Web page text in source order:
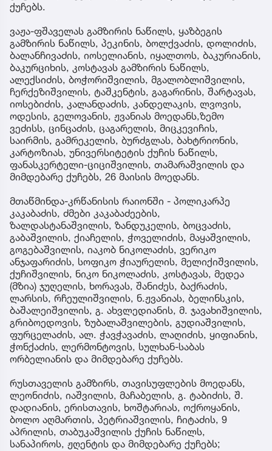
ქუჩებს.
ვაჟა-ფშაველას გამზირის ნაწილს, ყაზბეგის
გამზირის ნაწილს, პეკინის, ბოლქვაძის, დოლიძის,
ბალანჩივაძის, იოსელიანის, იყალთოს, ბაკურიანის,
ბაკურციხის, კოსტავას გამზირის ნაწილს,
ალექსიძის, ბოჭორიშვილის, მგალობლიშვილის,
ჩერქეზიშვილის, ტაშკენტის, გაგარინის, შარტავას,
იოსებიძის, კალანდაძის, კანდელაკის, ლვოვის,
ოდესის, გელოვანის, ჟვანიას მოედანს,ზემო
ვეძისს, ცინცაძის, ცაგარელის, მიცკევიჩის,
საირმის, გამრეკელის, ბურძგლას, ბახტრიონის,
კარტოზიას, უნივერსიტეტის ქუჩის ნაწილს,
ფანასკერტელი-ციციშვილის, თამარაშვილის და
მიმდებარე ქუჩებს, 26 მაისის მოედანს.
მთაწმინდა-კრწანისის რაიონში - პოლიკარპე
კაკაბაძის, ძმები კაკაბაძეების,
ზალდასტანაშვილის, ზანდუკელის, ბოცვაძის,
გაბაშვილის, ქიაჩელის, ჭოველიძის, მაყაშვილის,
გოგებაშვილის, იაკობ ნიკოლაძის, ვერიკო
ანჯაფარიძის, სოფიკო ჭიაურელის, მელიქიშვილის,
ქუჩიშვილის, ნიკო ნიკოლაძის, კოსტავას, მედეა
(მზია) ჯუღელის, ხორავას, შანიძეს, ბაქრაძის,
ლარსის, რჩეულიშვილის, ნ.ჟვანიას, ბელინსკის,
ბაშალეიშვილის, გ. ახვლედიანის, მ. ჯავახიშვილის,
გრიბოედოვის, ზუბალაშვილების, გუდიაშვილის,
ფურცელაძის, ალ. ჭავჭავაძის, ლაღიძის, ყიფიანის,
ჭონქაძის, ლერმონტოვის, სულხან-საბას
ორბელიანის და მიმდებარე ქუჩებს.
რუსთაველის გამზირს, თავისუფლების მოედანს,
ლეონიძის, იაშვილის, მაჩაბელის, გ. ტაბიძის, შ.
დადიანის, ერისთავის, ხოშტარიას, ოქროყანის,
ბოლო აღმართის, პეტრიაშვილის, ჩიტაძის, 9
აპრილის, თაბუკაშვილის ქუჩის ნაწილს,
სანაპიროს, ჟღენტის და მიმდებარე ქუჩებს;